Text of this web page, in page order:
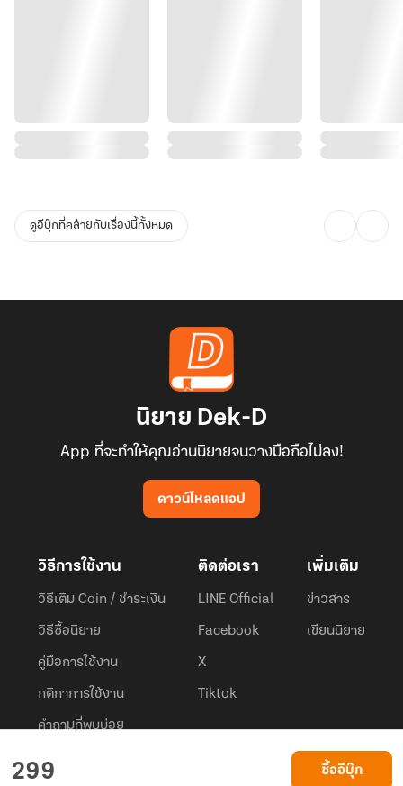
299 ซื้ออีบุ๊ก
ดูอีบุ๊กที่คล้ายกับเรื่องนี้ทั้งหมด
นิยาย Dek-D
App ที่จะทำให้คุณอ่านนิยายจนวางมือถือไม่ลง!
ดาวน์โหลดแอป
วิธีการใช้งาน
วิธีเติม Coin / ชำระเงิน
วิธีซื้อนิยาย
คู่มือการใช้งาน
กติกาการใช้งาน
คำถามที่พบบ่อย
ติดต่อเรา
LINE Official
Facebook
X
Tiktok
เพิ่มเติม
ข่าวสาร
เขียนนิยาย
© 2026 Privacy Policy
Dek-D.com ใช้คุกกี้เพื่อพัฒนาประสบการณ์ของ ผู้ใช้ให้ดียิ่งขึ้น
ยอมรับ